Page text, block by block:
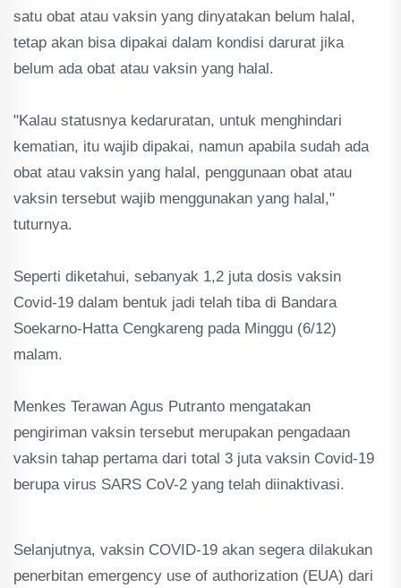
satu obat atau vaksin yang dinyatakan belum halal,
tetap akan bisa dipakai dalam kondisi darurat jika
belum ada obat atau vaksin yang halal.
"Kalau statusnya kedaruratan, untuk menghindari
kematian, itu wajib dipakai, namun apabila sudah ada
obat atau vaksin yang halal, penggunaan obat atau
vaksin tersebut wajib menggunakan yang halal,"
tuturnya.
Seperti diketahui, sebanyak 1,2 juta dosis vaksin
Covid-19 dalam bentuk jadi telah tiba di Bandara
Soekarno-Hatta Cengkareng pada Minggu (6/12)
malam.
Menkes Terawan Agus Putranto mengatakan
pengiriman vaksin tersebut merupakan pengadaan
vaksin tahap pertama dari total 3 juta vaksin Covid-19
berupa virus SARS CoV-2 yang telah diinaktivasi.
Selanjutnya, vaksin COVID-19 akan segera dilakukan
penerbitan emergency use of authorization (EUA) dari